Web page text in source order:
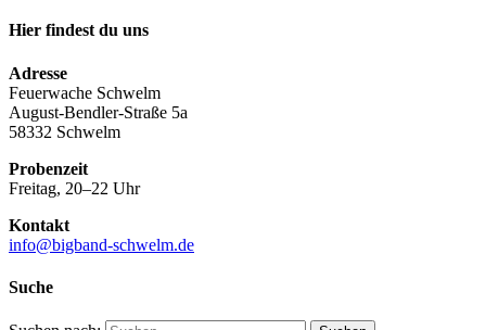
Hier findest du uns
Adresse
Feuerwache Schwelm
August-Bendler-Straße 5a
58332 Schwelm
Probenzeit
Freitag, 20–22 Uhr
Kontakt
info@bigband-schwelm.de
Suche